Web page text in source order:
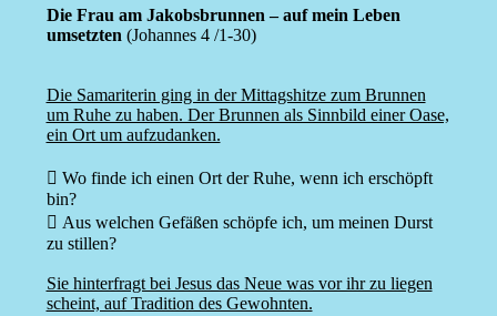
Die Frau am Jakobsbrunnen – auf mein Leben
umsetzten (Johannes 4 /1-30)
Die Samariterin ging in der Mittagshitze zum Brunnen
um Ruhe zu haben. Der Brunnen als Sinnbild einer Oase,
ein Ort um aufzudanken.
 Wo finde ich einen Ort der Ruhe, wenn ich erschöpft
bin?
 Aus welchen Gefäßen schöpfe ich, um meinen Durst
zu stillen?
Sie hinterfragt bei Jesus das Neue was vor ihr zu liegen
scheint, auf Tradition des Gewohnten.